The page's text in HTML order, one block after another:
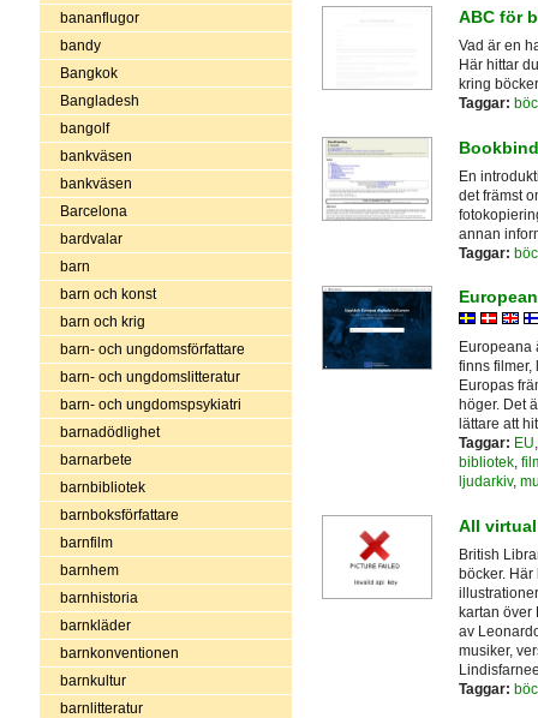
bananflugor
bandy
Bangkok
Bangladesh
bangolf
bankväsen
bankväsen
Barcelona
bardvalar
barn
barn och konst
barn och krig
barn- och ungdomsförfattare
barn- och ungdomslitteratur
barn- och ungdomspsykiatri
barnadödlighet
barnarbete
barnbibliotek
barnboksförfattare
barnfilm
barnhem
barnhistoria
barnkläder
barnkonventionen
barnkultur
barnlitteratur
ABC för
Vad är en
Här hittar
kring
Taggar:
En
det främst
annan
Taggar:
Europeana
finns filmer,
Europas
höger. Det
lättare att
Taggar: EU
bibliotek,
ljudarkiv,
All
British
böcker.
kartan över
av
musiker,
Taggar: